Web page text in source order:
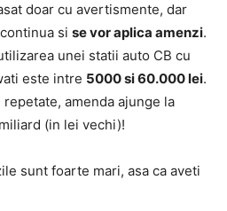
doar cu avertismente, dar
si se vor aplica amenzi.
unei statii auto CB cu
este intre 5000 si 60.000 lei.
amenda ajunge la
(in lei vechi)!
sunt foarte mari, asa ca aveti